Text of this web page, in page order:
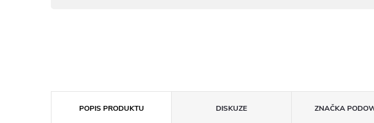
POPIS PRODUKTU DISKUZE ZNAČKA